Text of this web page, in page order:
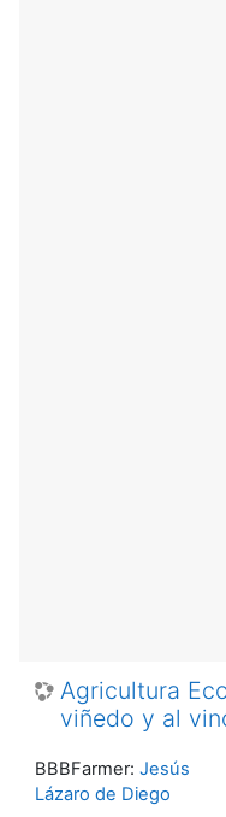
Agricultura
viñedo y al
BBBFarmer: Jesús
Lázaro de Diego